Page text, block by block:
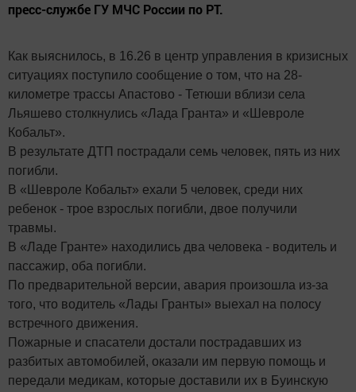
пресс-службе ГУ МЧС России по РТ.
Как выяснилось, в 16.26 в центр управления в кризисных
ситуациях поступило сообщение о том, что на 28-
километре трассы Апастово - Тетюши вблизи села
Льяшево столкнулись «Лада Гранта» и «Шевроле
Кобальт».
В результате ДТП пострадали семь человек, пять из них
погибли.
В «Шевроле Кобальт» ехали 5 человек, среди них
ребенок - трое взрослых погибли, двое получили
травмы.
В «Ладе Гранте» находились два человека - водитель и
пассажир, оба погибли.
По предварительной версии, авария произошла из-за
того, что водитель «Лады Гранты» выехал на полосу
встречного движения.
Пожарные и спасатели достали пострадавших из
разбитых автомобилей, оказали им первую помощь и
передали медикам, которые доставили их в Буинскую